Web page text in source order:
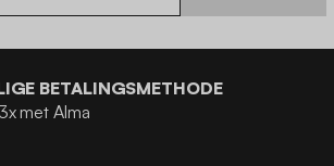
BETALINGSMETHODE
met Alma